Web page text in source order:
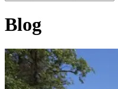
Blog